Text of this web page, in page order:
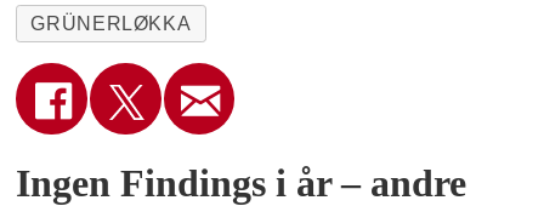
GRÜNERLØKKA
Ingen Findings i år – andre